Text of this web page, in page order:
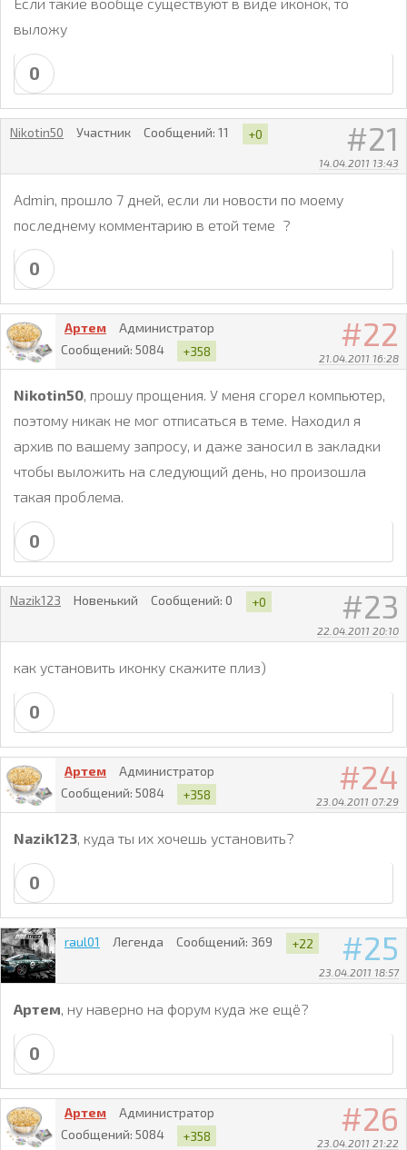
выложу
0
21
14.04.2011 13:43
Nikotin50 Участник Сообщений: 11 +0
Admin, прошло 7 дней, если ли новости по моему
последнему комментарию в етой теме ?
0
22
21.04.2011 16:28
Артем
Администратор
Сообщений: 5084 +358
Nikotin50, прошу прощения. У меня сгорел компьютер,
поэтому никак не мог отписаться в теме. Находил я
архив по вашему запросу, и даже заносил в закладки
чтобы выложить на следующий день, но произошла
такая проблема.
0
23
22.04.2011 20:10
Nazik123 Новенький Сообщений: 0 +0
как установить иконку скажите плиз)
0
24
23.04.2011 07:29
Артем
Администратор
Сообщений: 5084 +358
Nazik123, куда ты их хочешь установить?
0
25
23.04.2011 18:57
raul01 Легенда Сообщений: 369 +22
Артем, ну наверно на форум куда же ещё?
0
26
23.04.2011 21:22
Артем
Администратор
Сообщений: 5084 +358